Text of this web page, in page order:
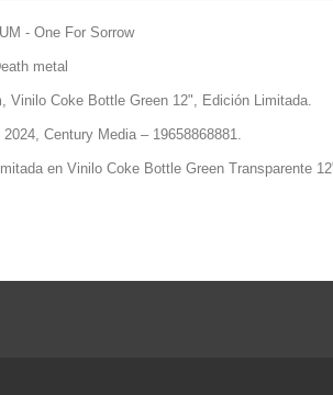
- One For Sorrow
metal
Vinilo Coke Bottle Green 12", Edición Limitada.
2024, Century Media – 19658868881.
en Vinilo Coke Bottle Green Transparente